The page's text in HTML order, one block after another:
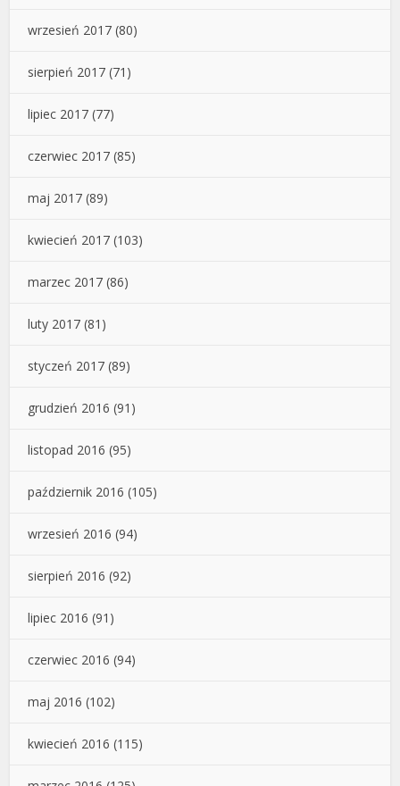
wrzesień 2017 (80)
sierpień 2017 (71)
lipiec 2017 (77)
czerwiec 2017 (85)
maj 2017 (89)
kwiecień 2017 (103)
marzec 2017 (86)
luty 2017 (81)
styczeń 2017 (89)
grudzień 2016 (91)
listopad 2016 (95)
październik 2016 (105)
wrzesień 2016 (94)
sierpień 2016 (92)
lipiec 2016 (91)
czerwiec 2016 (94)
maj 2016 (102)
kwiecień 2016 (115)